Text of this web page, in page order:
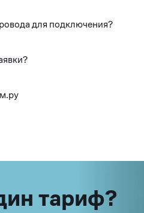
для подключения?
тариф?